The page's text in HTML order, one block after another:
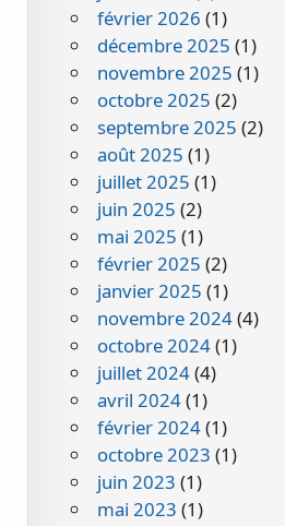
février 2026 (1)
décembre 2025 (1)
novembre 2025 (1)
octobre 2025 (2)
septembre 2025 (2)
août 2025 (1)
juillet 2025 (1)
juin 2025 (2)
mai 2025 (1)
février 2025 (2)
janvier 2025 (1)
novembre 2024(4)
octobre 2024(1)
juillet 2024(4)
avril 2024(1)
février 2024(1)
octobre 2023 (1)
juin 2023 (1)
mai 2023 (1)